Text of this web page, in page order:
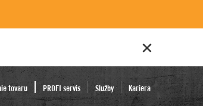
tovaru PROFI servis Služby Kariéra